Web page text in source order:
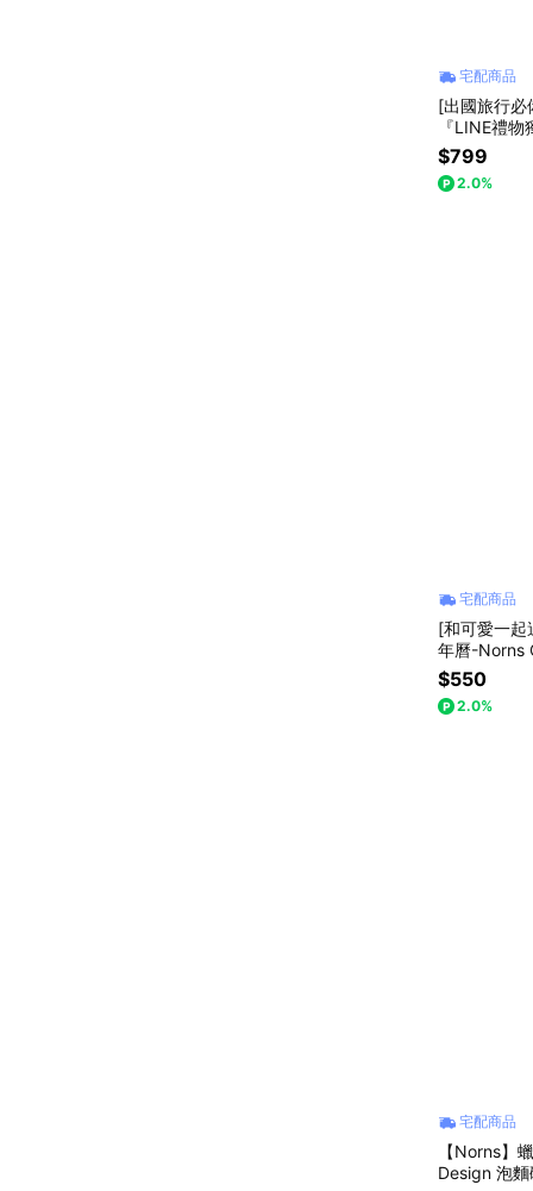
宅配商品
[出國旅行必
『LINE禮
$799
2.0%
宅配商品
[和可愛一起
年曆-Norns
$550
2.0%
宅配商品
【Norns】
Design 泡